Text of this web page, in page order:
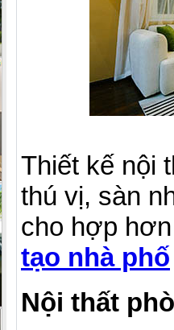
Thiết kế nội
thú vị, sàn
cho hợp
tạo nhà phố
Nội thất